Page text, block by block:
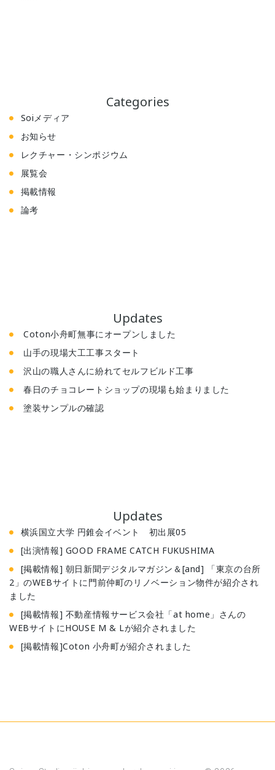
Categories
Soiメディア
お知らせ
レクチャー・シンポジウム
展覧会
掲載情報
論考
Updates
Coton小舟町無事にオープンしました
山手の現場大工工事スタート
沢山の職人さんに紛れてセルフビルド工事
春日のチョコレートショップの現場も始まりました
塗装サンプルの確認
Updates
横浜国立大学 円錐会イベント 初出展05
[出演情報] GOOD FRAME CATCH FUKUSHIMA
[掲載情報] 朝日新聞デジタルマガジン＆[and] 「東京の台所
2」のWEBサイトに門前仲町のリノベーション物件が紹介され
ました
[掲載情報] 不動産情報サービス会社「at home」さんの
WEBサイトにHOUSE M & Lが紹介されました
[掲載情報]Coton 小舟町が紹介されました